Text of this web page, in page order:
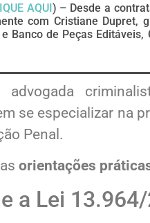
AQUI) – Desde a
com Cristiane Dupret,
Banco de Peças
se especializar na
Penal.
orientações
a Lei